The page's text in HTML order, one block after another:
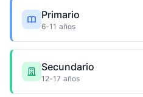
Primario
6-11 años
Secundario
12-17 años